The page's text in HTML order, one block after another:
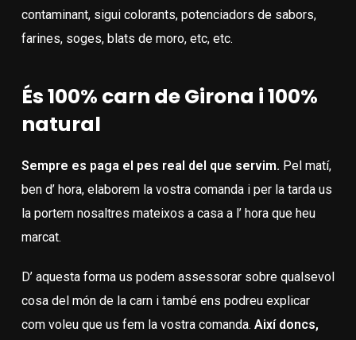
contaminant, sigui colorants, potenciadors de sabors,
farines, soges, blats de moro, etc, etc.
És 100% carn de Girona i 100%
natural
Sempre es paga el pes real del que servim. Pel matí,
ben d’ hora, elaborem la vostra comanda i per la tarda us
la portem nosaltres mateixos a casa a l’ hora que heu
marcat.
D’ aquesta forma us podem assessorar sobre qualsevol
cosa del món de la carn i també ens podreu explicar
com voleu que us fem la vostra comanda. Així doncs,